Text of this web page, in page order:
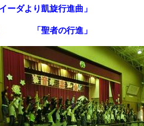
ダより凱旋行進曲」
の行進」